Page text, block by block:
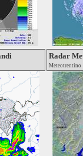
Radar
Meteotrentino